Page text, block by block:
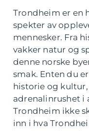
Trondheim er en
spekter av
mennesker. Fra
vakker natur og
denne norske
smak. Enten du
historie og
adrenalinrushet i
Trondheim ikke
inn i hva